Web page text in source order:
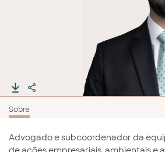
Sobre
Advogado e subcoordenador da